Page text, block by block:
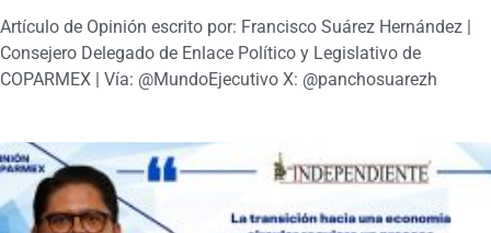
Artículo de Opinión escrito por: Francisco Suárez Hernández |
Consejero Delegado de Enlace Político y Legislativo de
COPARMEX | Vía: @MundoEjecutivo X: @panchosuarezh